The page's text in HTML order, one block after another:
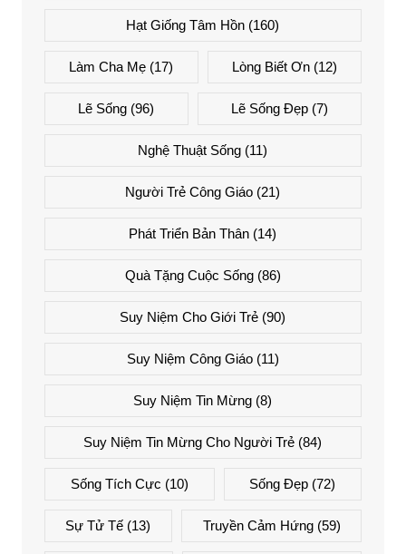
Hạt Giống Tâm Hồn (160)
Làm Cha Mẹ (17) Lòng Biết Ơn(12)
Lẽ Sống (96) Lẽ Sống Đẹp(7)
Nghệ Thuật Sống (11)
Người Trẻ Công Giáo (21)
Phát Triển Bản Thân (14)
Quà Tặng Cuộc Sống(86)
Suy Niệm Cho Giới Trẻ (90)
Suy Niệm Công Giáo(11)
Suy Niệm Tin Mừng (8)
Suy Niệm Tin Mừng Cho Người Trẻ (84)
Sống Tích Cực (10) Sống Đẹp (72)
Sự Tử Tế (13) Truyền Cảm Hứng(59)